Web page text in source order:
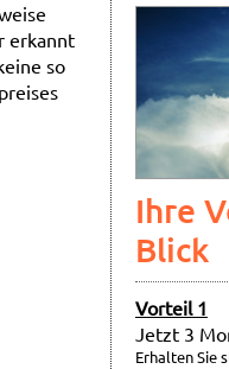
erkannt
so
Ihre
Blick
Vorteil 1
Jetzt 3
Erhalten Sie